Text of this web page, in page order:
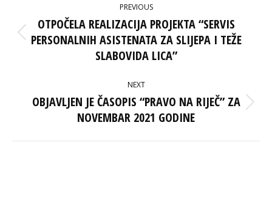
NAVIGATION
PREVIOUS
Previous
post:
OTPOČELA REALIZACIJA PROJEKTA “SERVIS
PERSONALNIH ASISTENATA ZA SLIJEPA I TEŽE
SLABOVIDA LICA”
NEXT
Next
post:
OBJAVLJEN JE ČASOPIS “PRAVO NA RIJEČ” ZA
NOVEMBAR 2021 GODINE